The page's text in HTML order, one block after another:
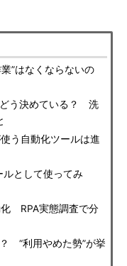
”はなくならないの
う決めている？ 洗
う自動化ツールは進
として使ってみ
RPA実態調査で分
“利用やめた勢”が挙